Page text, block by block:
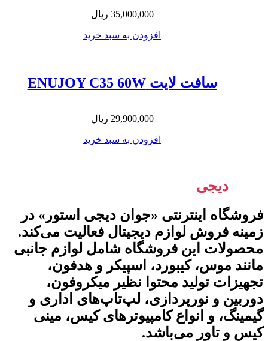
35,000,000 ریال
افزودن به سبد خرید
سافت لایت ENUJOY C35 60W
29,900,000 ریال
افزودن به سبد خرید
دیجی
فروشگاه اینترنتی «جوان دیجی استور» در
زمینه فروش لوازم دیجیتال فعالیت می‌کند.
محصولات این فروشگاه شامل لوازم جانبی
مانند موس، کیبورد، اسپیکر و هدفون،
تجهیزات تولید محتوا نظیر میکروفون،
دوربین و نورپردازی، لپ‌تاپ‌های اداری و
گیمینگ، و انواع کامپیوترهای کیس، مینی
کیس و تاور می‌باشد.